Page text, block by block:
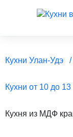
Кухни Улан-Удэ
Кухни от 10 до 13
Кухня из МДФ